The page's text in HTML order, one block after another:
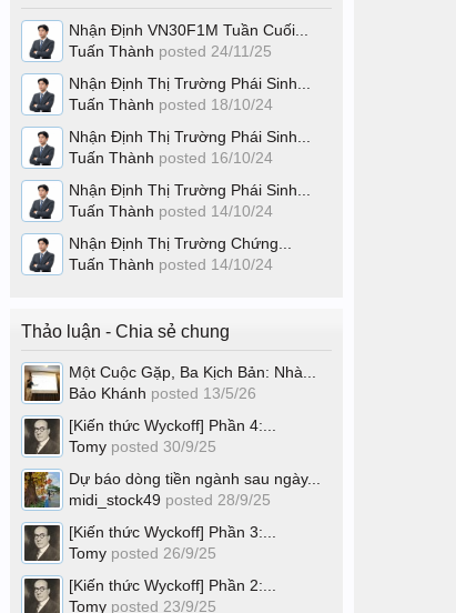
Nhận Định VN30F1M Tuần Cuối...
Tuấn Thành posted 24/11/25
Nhận Định Thị Trường Phái Sinh...
Tuấn Thành posted 18/10/24
Nhận Định Thị Trường Phái Sinh...
Tuấn Thành posted 16/10/24
Nhận Định Thị Trường Phái Sinh...
Tuấn Thành posted 14/10/24
Nhận Định Thị Trường Chứng...
Tuấn Thành posted 14/10/24
Thảo luận - Chia sẻ chung
Một Cuộc Gặp, Ba Kịch Bản: Nhà...
Bảo Khánh posted 13/5/26
[Kiến thức Wyckoff] Phần 4:...
Tomy posted 30/9/25
Dự báo dòng tiền ngành sau ngày...
midi_stock49 posted 28/9/25
[Kiến thức Wyckoff] Phần 3:...
Tomy posted 26/9/25
[Kiến thức Wyckoff] Phần 2:...
Tomy posted 23/9/25